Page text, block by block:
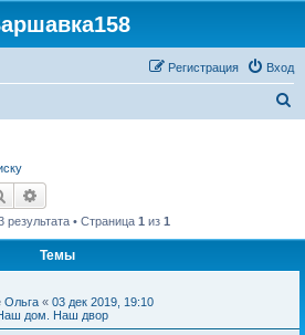
Вход
Регистрация
Поиск
результата • Страница 1 из 1
Темы
Ольга « 03 дек 2019, 19:10
дом. Наш двор